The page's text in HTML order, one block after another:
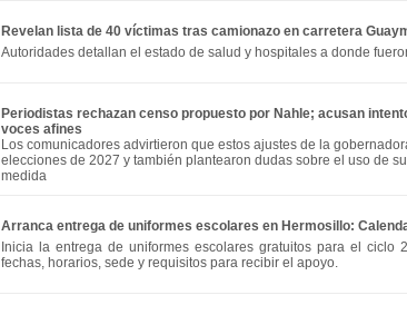
Revelan lista de 40 víctimas tras camionazo en carretera
Autoridades detallan el estado de salud y hospitales a donde
Periodistas rechazan censo propuesto por Nahle; acusan
voces afines
Los comunicadores advirtieron que estos ajustes de la
elecciones de 2027 y también plantearon dudas sobre el uso de
medida
Arranca entrega de uniformes escolares en Hermosillo:
Inicia la entrega de uniformes escolares gratuitos para el ciclo
fechas, horarios, sede y requisitos para recibir el apoyo.